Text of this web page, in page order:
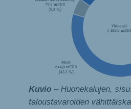
Kuvio – Huonekalujen,
taloustavaroiden